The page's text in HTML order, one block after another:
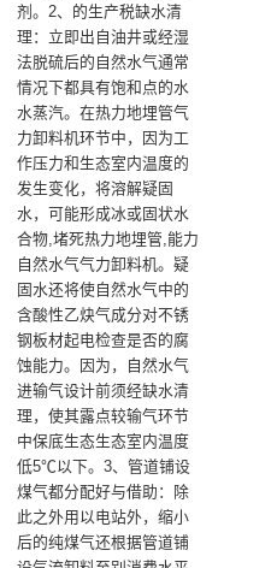
剂。2、的生产税缺水清
理：立即出自油井或经湿
法脱硫后的自然水气通常
情况下都具有饱和点的水
水蒸汽。在热力地埋管气
力卸料机环节中，因为工
作压力和生态室内温度的
发生变化，将溶解疑固
水，可能形成冰或固状水
合物,堵死热力地埋管,能力
自然水气气力卸料机。疑
固水还将使自然水气中的
含酸性乙炔气成分对不锈
钢板材起电检查是否的腐
蚀能力。因为，自然水气
进输气设计前须经缺水清
理，使其露点较输气环节
中保底生态生态室内温度
低5℃以下。3、管道铺设
煤气都分配好与借助：除
此之外用以电站外，缩小
后的纯煤气还根据管道铺